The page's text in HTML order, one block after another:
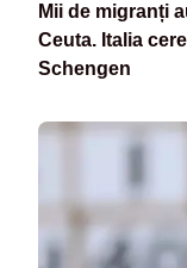
Mii de migranți
Ceuta. Italia
Schengen